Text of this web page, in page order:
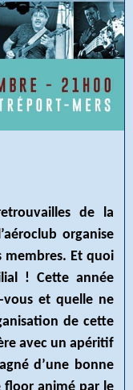
de la
organise
membres. Et quoi
! Cette année
vous et quelle ne
de cette
avec un apéritif
d’une bonne